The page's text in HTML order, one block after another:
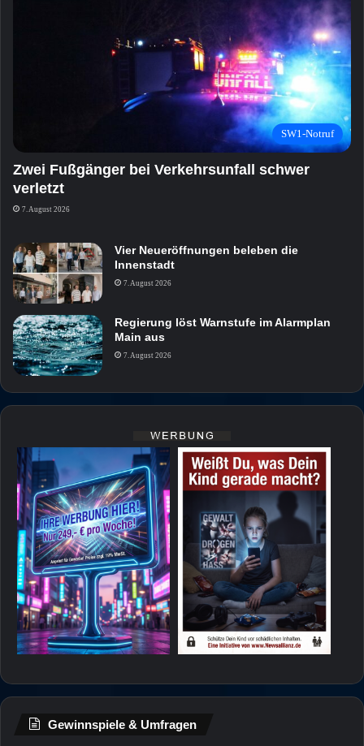
SW1-Notruf
Zwei Fußgänger bei Verkehrsunfall schwer
verletzt
7. August 2026
Vier Neueröffnungen beleben die
Innenstadt
7. August 2026
Regierung löst Warnstufe im Alarmplan
Main aus
7. August 2026
Gewinnspiele & Umfragen